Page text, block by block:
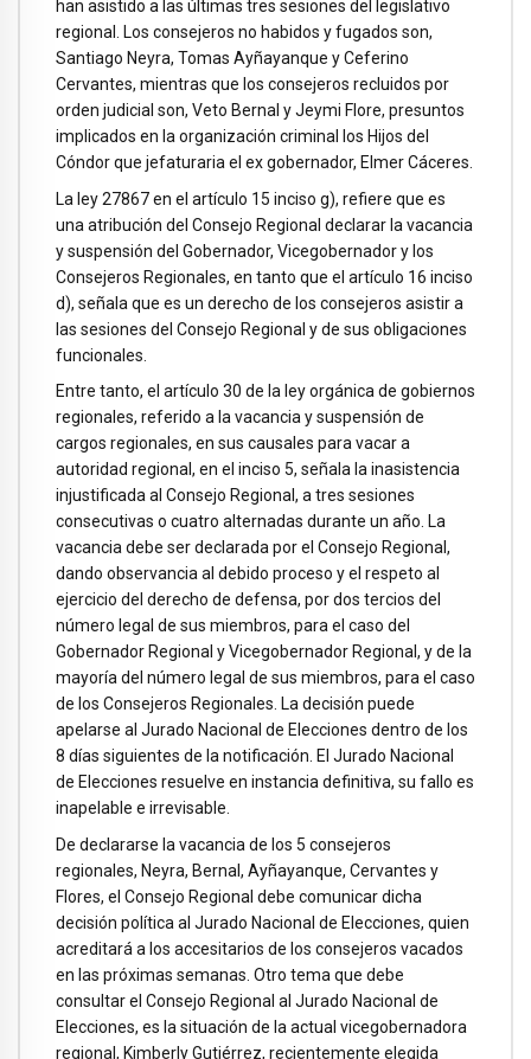
han asistido a las últimas tres sesiones del legislativo
regional. Los consejeros no habidos y fugados son,
Santiago Neyra, Tomas Ayñayanque y Ceferino
Cervantes, mientras que los consejeros recluidos por
orden judicial son, Veto Bernal y Jeymi Flore, presuntos
implicados en la organización criminal los Hijos del
Cóndor que jefaturaria el ex gobernador, Elmer Cáceres.
La ley 27867 en el artículo 15 inciso g), refiere que es
una atribución del Consejo Regional declarar la vacancia
y suspensión del Gobernador, Vicegobernador y los
Consejeros Regionales, en tanto que el artículo 16 inciso
d), señala que es un derecho de los consejeros asistir a
las sesiones del Consejo Regional y de sus obligaciones
funcionales.
Entre tanto, el artículo 30 de la ley orgánica de gobiernos
regionales, referido a la vacancia y suspensión de
cargos regionales, en sus causales para vacar a
autoridad regional, en el inciso 5, señala la inasistencia
injustificada al Consejo Regional, a tres sesiones
consecutivas o cuatro alternadas durante un año. La
vacancia debe ser declarada por el Consejo Regional,
dando observancia al debido proceso y el respeto al
ejercicio del derecho de defensa, por dos tercios del
número legal de sus miembros, para el caso del
Gobernador Regional y Vicegobernador Regional, y de la
mayoría del número legal de sus miembros, para el caso
de los Consejeros Regionales. La decisión puede
apelarse al Jurado Nacional de Elecciones dentro de los
8 días siguientes de la notificación. El Jurado Nacional
de Elecciones resuelve en instancia definitiva, su fallo es
inapelable e irrevisable.
De declararse la vacancia de los 5 consejeros
regionales, Neyra, Bernal, Ayñayanque, Cervantes y
Flores, el Consejo Regional debe comunicar dicha
decisión política al Jurado Nacional de Elecciones, quien
acreditará a los accesitarios de los consejeros vacados
en las próximas semanas. Otro tema que debe
consultar el Consejo Regional al Jurado Nacional de
Elecciones, es la situación de la actual vicegobernadora
regional, Kimberly Gutiérrez, recientemente elegida